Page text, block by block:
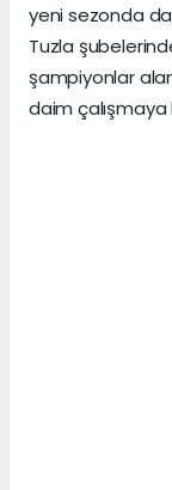
yeni sezonda
Tuzla
şampiyonlar
daim çalışmaya